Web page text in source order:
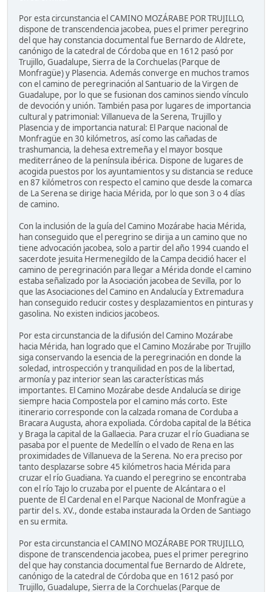
Por esta circunstancia el CAMINO MOZÁRABE POR TRUJILLO,
dispone de transcendencia jacobea, pues el primer peregrino
del que hay constancia documental fue Bernardo de Aldrete,
canónigo de la catedral de Córdoba que en 1612 pasó por
Trujillo, Guadalupe, Sierra de la Corchuelas (Parque de
Monfragüe) y Plasencia. Además converge en muchos tramos
con el camino de peregrinación al Santuario de la Virgen de
Guadalupe, por lo que se fusionan dos caminos siendo vínculo
de devoción y unión. También pasa por lugares de importancia
cultural y patrimonial: Villanueva de la Serena, Trujillo y
Plasencia y de importancia natural: El Parque nacional de
Monfragüe en 30 kilómetros, así como las cañadas de
trashumancia, la dehesa extremeña y el mayor bosque
mediterráneo de la península ibérica. Dispone de lugares de
acogida puestos por los ayuntamientos y su distancia se reduce
en 87 kilómetros con respecto el camino que desde la comarca
de La Serena se dirige hacia Mérida, por lo que son 3 o 4 días
de camino.
Con la inclusión de la guía del Camino Mozárabe hacia Mérida,
han conseguido que el peregrino se dirija a un camino que no
tiene advocación jacobea, solo a partir del año 1994 cuando el
sacerdote jesuita Hermenegildo de la Campa decidió hacer el
camino de peregrinación para llegar a Mérida donde el camino
estaba señalizado por la Asociación jacobea de Sevilla, por lo
que las Asociaciones del Camino en Andalucía y Extremadura
han conseguido reducir costes y desplazamientos en pinturas y
gasolina. No existen indicios jacobeos.
Por esta circunstancia de la difusión del Camino Mozárabe
hacia Mérida, han logrado que el Camino Mozárabe por Trujillo
siga conservando la esencia de la peregrinación en donde la
soledad, introspección y tranquilidad en pos de la libertad,
armonía y paz interior sean las características más
importantes. El Camino Mozárabe desde Andalucía se dirige
siempre hacia Compostela por el camino más corto. Este
itinerario corresponde con la calzada romana de Corduba a
Bracara Augusta, ahora expoliada. Córdoba capital de la Bética
y Braga la capital de la Gallaecia. Para cruzar el río Guadiana se
pasaba por el puente de Medellín o el vado de Rena en las
proximidades de Villanueva de la Serena. No era preciso por
tanto desplazarse sobre 45 kilómetros hacia Mérida para
cruzar el río Guadiana. Ya cuando el peregrino se encontraba
con el río Tajo lo cruzaba por el puente de Alcántara o el
puente de El Cardenal en el Parque Nacional de Monfragüe a
partir del s. XV., donde estaba instaurada la Orden de Santiago
en su ermita.
Por esta circunstancia el CAMINO MOZÁRABE POR TRUJILLO,
dispone de transcendencia jacobea, pues el primer peregrino
del que hay constancia documental fue Bernardo de Aldrete,
canónigo de la catedral de Córdoba que en 1612 pasó por
Trujillo, Guadalupe, Sierra de la Corchuelas (Parque de